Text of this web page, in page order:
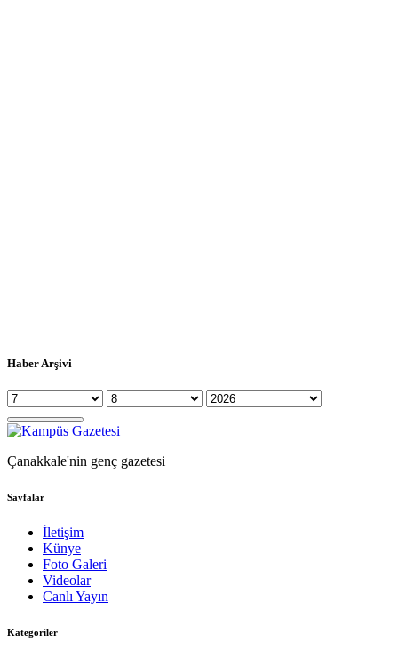
Haber Arşivi
Çanakkale'nin genç gazetesi
Sayfalar
İletişim
Künye
Foto Galeri
Videolar
Canlı Yayın
Kategoriler